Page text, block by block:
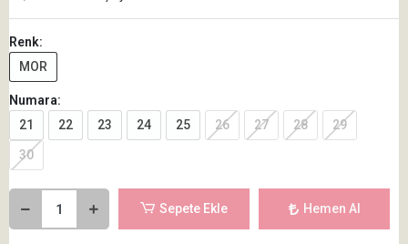
Renk:
MOR
Numara:
21
22 23 24 25 26 27 28 29
30
Sepete Ekle Hemen Al